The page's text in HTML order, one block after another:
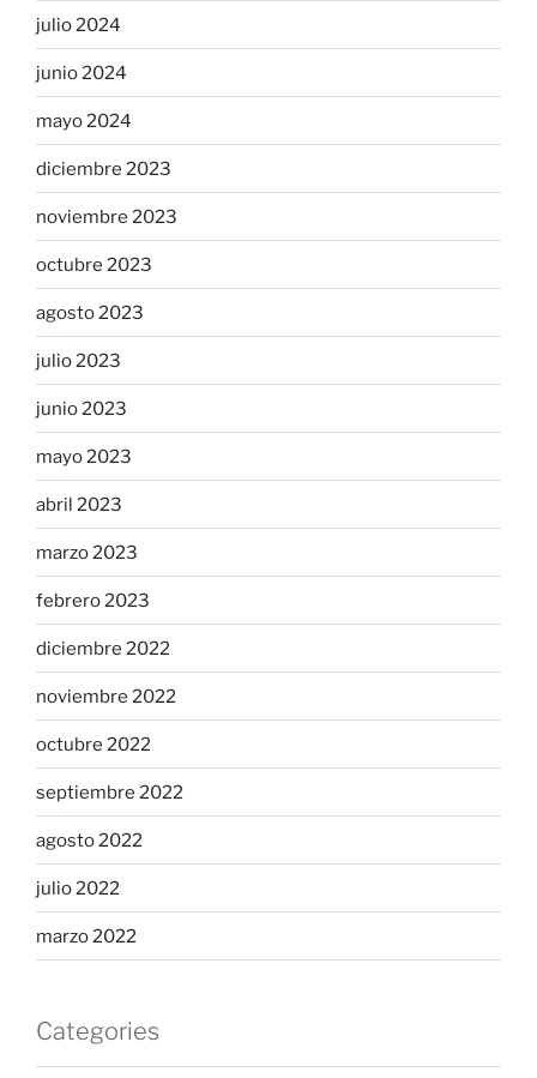
julio 2024
junio 2024
mayo 2024
diciembre 2023
noviembre 2023
octubre 2023
agosto 2023
julio 2023
junio 2023
mayo 2023
abril 2023
marzo 2023
febrero 2023
diciembre 2022
noviembre 2022
octubre 2022
septiembre 2022
agosto 2022
julio 2022
marzo 2022
Categories